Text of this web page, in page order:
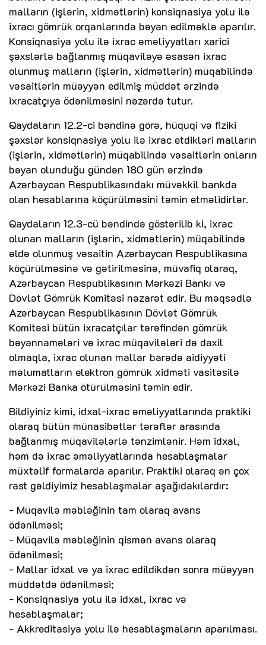
malların (işlərin, xidmətlərin) konsiqnasiya yolu ilə
ixracı gömrük orqanlarında bəyan edilməklə aparılır.
Konsiqnasiya yolu ilə ixrac əməliyyatları xarici
şəxslərlə bağlanmış müqaviləyə əsasən ixrac
olunmuş malların (işlərin, xidmətlərin) müqabilində
vəsaitlərin müəyyən edilmiş müddət ərzində
ixracatçıya ödənilməsini nəzərdə tutur.
Qaydaların 12.2-ci bəndinə görə, hüquqi və fiziki
şəxslər konsiqnasiya yolu ilə ixrac etdikləri malların
(işlərin, xidmətlərin) müqabilində vəsaitlərin onların
bəyan olunduğu gündən 180 gün ərzində
Azərbaycan Respublikasındakı müvəkkil bankda
olan hesablarına köçürülməsini təmin etməlidirlər.
Qaydaların 12.3-cü bəndində göstərilib ki, ixrac
olunan malların (işlərin, xidmətlərin) müqabilində
əldə olunmuş vəsaitin Azərbaycan Respublikasına
köçürülməsinə və gətirilməsinə, müvafiq olaraq,
Azərbaycan Respublikasının Mərkəzi Bankı və
Dövlət Gömrük Komitəsi nəzarət edir. Bu məqsədlə
Azərbaycan Respublikasının Dövlət Gömrük
Komitəsi bütün ixracatçılar tərəfindən gömrük
bəyannamələri və ixrac müqavilələri də daxil
olmaqla, ixrac olunan mallar barədə aidiyyəti
məlumatların elektron gömrük xidməti vasitəsilə
Mərkəzi Banka ötürülməsini təmin edir.
Bildiyiniz kimi, idxal-ixrac əməliyyatlarında praktiki
olaraq bütün münasibətlər tərəflər arasında
bağlanmış müqavilələrlə tənzimlənir. Həm idxal,
həm də ixrac əməliyyatlarında hesablaşmalar
müxtəlif formalarda aparılır. Praktiki olaraq ən çox
rast gəldiyimiz hesablaşmalar aşağıdakılardır:
- Müqavilə məbləğinin tam olaraq avans
ödənilməsi;
- Müqavilə məbləğinin qismən avans olaraq
ödənilməsi;
- Mallar idxal və ya ixrac edildikdən sonra müəyyən
müddətdə ödənilməsi;
- Konsiqnasiya yolu ilə idxal, ixrac və
hesablaşmalar;
- Akkreditasiya yolu ilə hesablaşmaların aparılması.